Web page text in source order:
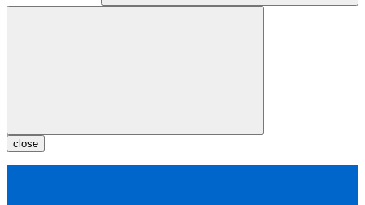
close